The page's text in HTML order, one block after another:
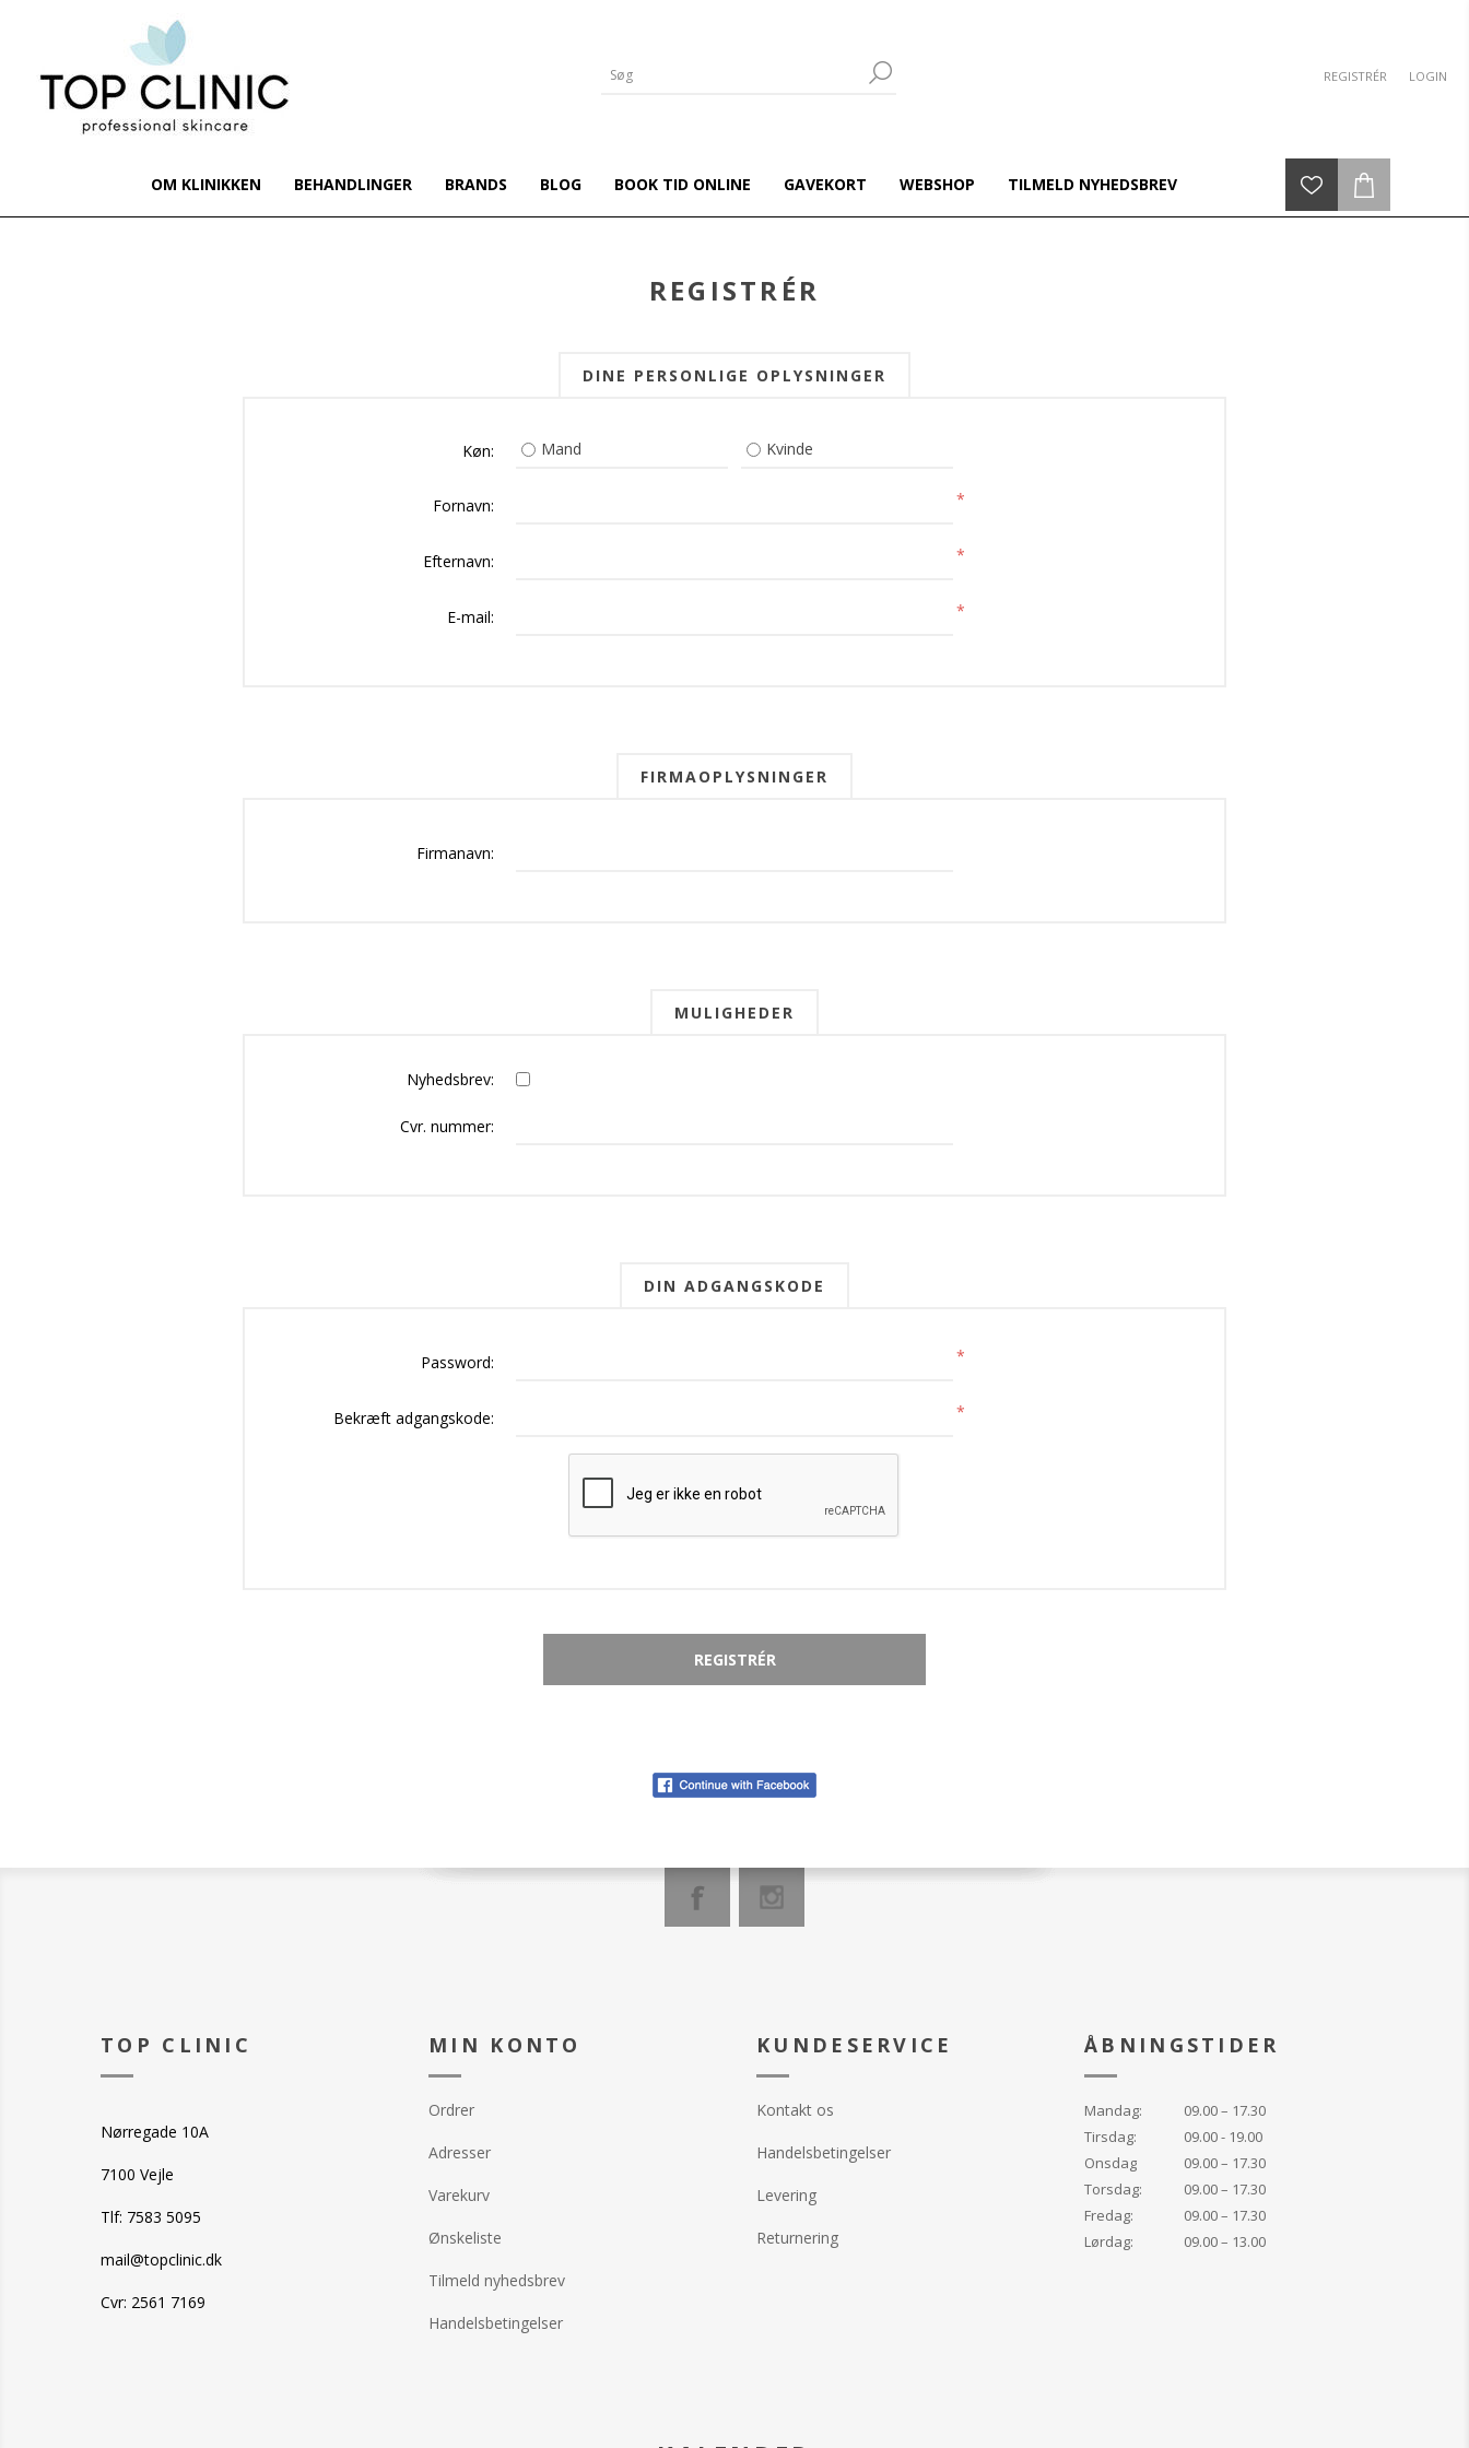
REGISTRÉR LOGIN
OM KLINIKKEN BEHANDLINGER BRANDS BLOG BOOK TID ONLINE GAVEKORT WEBSHOP TILMELD NYHEDSBREV
REGISTRÉR
DINE PERSONLIGE OPLYSNINGER
Køn: Mand Kvinde
Fornavn: *
Efternavn: *
E-mail: *
FIRMAOPLYSNINGER
Firmanavn:
MULIGHEDER
Nyhedsbrev:
Cvr. nummer:
DIN ADGANGSKODE
Password: *
Bekræft adgangskode: *
TOP CLINIC
Nørregade 10A
7100 Vejle
Tlf: 7583 5095
mail@topclinic.dk
Cvr: 2561 7169
MIN KONTO
Ordrer
Adresser
Varekurv
Ønskeliste
Tilmeld nyhedsbrev
Handelsbetingelser
KUNDESERVICE
Kontakt os
Handelsbetingelser
Levering
Returnering
ÅBNINGSTIDER
Mandag:
09.00 – 17.30
Tirsdag:
09.00 - 19.00
Onsdag
09.00 – 17.30
Torsdag:
09.00 – 17.30
Fredag:
09.00 – 17.30
Lørdag:
09.00 – 13.00